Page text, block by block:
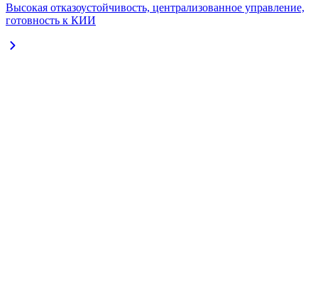
Высокая отказоустойчивость, централизованное управление,
готовность к КИИ